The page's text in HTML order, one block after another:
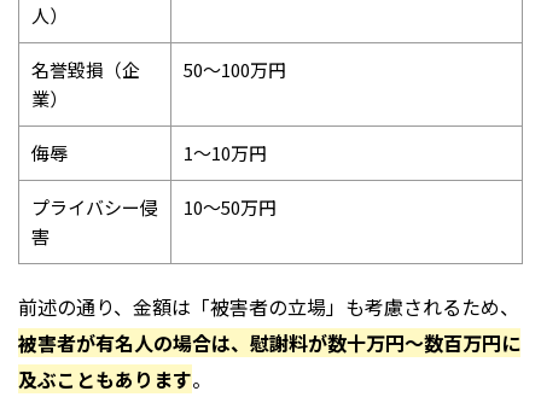
人）
名誉毀損（企
業）
50～100万円
侮辱 1～10万円
プライバシー侵
害
10～50万円
前述の通り、金額は「被害者の立場」も考慮されるため、
被害者が有名人の場合は、慰謝料が数十万円～数百万円に
及ぶこともあります。